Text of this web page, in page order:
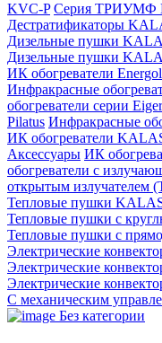
KVC-P Серия ТРИУМФ
Дестратификаторы
Дизельные пушки
Дизельные пушки
ИК обогреватели
Инфракрасные
обогреватели серии Eiger
Pilatus Инфракрасные
ИК обогреватели
Аксессуары ИК
обогреватели с
открытым излучателем
Тепловые пушки
Тепловые пушки с
Тепловые пушки с
Электрические
Электрические
Электрические
С механическим
Без категории